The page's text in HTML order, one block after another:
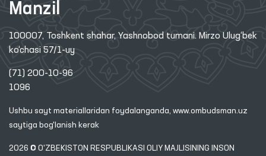
Manzil
100007, Toshkent shahar, Yashnobod tumani. Mirzo Ulug‘bek
ko‘chasi 57/1-uy
(71) 200-10-96
1096
Ushbu sayt materiallaridan foydalanganda, www.ombudsman.uz
saytiga bog'lanish kerak
2026 © O'ZBEKISTON RESPUBLIKASI OLIY MAJLISINING INSON